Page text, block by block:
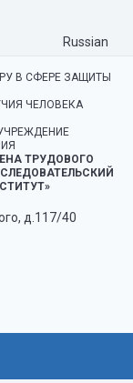
Russian
В СФЕРЕ ЗАЩИТЫ
ЧЕЛОВЕКА
ТРУДОВОГО
д.117/40